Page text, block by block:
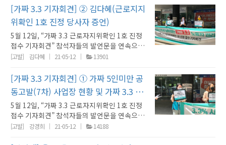
측의 발언을 듣고, 권리찾기유니온을 찾았다. 자
신이 나서지 않으면 불합리한 일이 반복될 거 같
아 행동할 수밖에 없었다. 분명, 5명이 넘는데 왜
5인 미만 사업장이라며 눈 가리고 아웅하는지
이해할 수 없었다. 격일제 근무로 인해 24시간을
꼬박 일하지만, 휴게시간을 14시간 이용했다는
주장도 납득이 가지 않았다. ㅅ씨는 권리찾기유
니온과 인터뷰를 하며, 5인이라는 기준으로 차
별을 정당화하는 노동법이 잘못됐다고 지적했
다. 그는 구시대적인 법이 노동의 보람을 말살시
키고 있다고 했다. 권리찾기유니온은 ㄷ장례식
장을 ‘가짜 5인미만 사업장 공동고발’했다. 가산
그러나 근로계약서의 문구에 ‘5인 미만 사업장
용 근로계약서’라고 명시한다고 해서 5인 미만
사업장이 되는 것이 아니다. 근로계약서 상의 형
식적 문구는 아무런 효력이 없고, 상시 근로자 수
산정 방법(근로기준법 시행령 제7조의2)에 따라
5인 이상이 일하면 5인 이상 사업장이다. [사진]
은 5인 미만 사업장이기 때문에 근로기준법 OO
조가 적용되지 않는다"는 문구를 삽입한 근로계
약서를 노동자에게 작성하도록 요구하고 있었
다. 권리찾기유니온은 A학원을 ‘가짜 5인 미만
사업장 공동고발’ 명단에 포함해 고발장을 접수
했고, A학원에서 해고된 노동자 B에 대한 부당
해고 구제신청을 제기하였다. 고발 후 노동청 출
하며 전국적인 권리찾기운동의 연대를 추진합니
다. 근로기준법이 행방불명된 세계에서 권리찾
기 3대사업을 공동으로 추진하는 전국네트워크
를 만들어낼 것입니다. ③ 법률·학술·정당·노동
단체와 함께 “일하는 사람 누구나 근로기준법”
입법추진단을 결성하고, 일하는 사람 모두의 권
타인에게 노무를 제공하며 살아가는 사람 모두
가 노동자의 이름과 권리를 가질 수 있는 사회를
함께 만들어낼 것입니다. ④ 사업소득세를 납부
하는 모든 노동자에 대한 전수조사를 대한민국
정부에 요구합니다. 현재의 법제도와 행정력으
로도 모든 사업자에 대한 실태조사가 가능합니
이, 대한민국 노동의 역사에 남을 중요한 계기점
이 될것이라 생각합니다. 노동자를 법적인 근로
자와 그렇지 않은 사람으로 나누고 차별해왔던
우리 노동법의 한계 그리고 우리 제도와 정책의
한계들이 적나라하게 드러난 현실이 바로 가짜
3.3사업장 문제이기 때문입니다. 법망을 피해서
업소득자로 둔갑시키는 기업의 꼼수와 갑질을
근절하려면 사실 정답은 정해져있습니다. 모든
일하는 사람에게 노동자로서의 권리를 보장하도
록 우리의 노동법과 정책을 바꾸는 것이 근본적
인 해결책입니다. 노동자로 불리지 못하는 노동
자들이 너무 많습니다. 플랫폼 노동자부터 방송
공의 근로기준법상 근로자성에 대해 퇴직금 청
구의 소를 진행하고 있는데요. 제화공에 대해서
는 판례가 근로자성을 인정 했던 사례들이 꽤 축
적이 되어 있죠. 저희도 그 사례들과 비슷합니
다. 권리찾기유니온에서 분류한 ‘가짜 3.3 유형
중에서는 B유형에 가깝습니다. 계약서이름도
게 하죠.’ 처음부터 그런 것은 아니고 탠디가 줄
줄이 퇴직금 소송에서 지니까 남아있는 제화공
들한테 이 방법 저 방법 다 동원하더라고요. 기계
처럼 정해진 프로세스대로 일하고요 코로나 이
전에는 하루 14-16시간 이상 노동을 하고 밥도
10분 만에 먹고 기계처럼 구두를 찍어냅니다. 휴
법률지원 : 이미소(노무사) ⑥ [연대사] 노동자
성 및 노동권을 박탈하는 법제도와 노동현실 개
선 : 강민진(청년정의당 대표)⑦ [계획 발표] 가
짜 3.3 노동자 권리찾기운동 계획 : 정진우(권리
찾기유니온 사무총장) 김유경(방송작가 부당해
고구제신청 법률대리) 최근 중앙노동위원회가
‘방송작가’의 근로기준법상 노동자성을 최초로
인정하는 판정을 하였습니다. 곧이어 고용노동
부는 근로감독제도 창설 이후 70년 만에 최초로
지상파 방송 3사에 대한 동시 특별근로감독에
돌입했습니다. 이에 앞서 노동부는 CJB청주방
송 故 이재학PD의 사망 이후 실시했던 청주방송
강경희(권리찾기유니온 정책국장)② [당사자 증
언] 근로지지위확인 1호 진정 당사자 : 김다혜
(ㅇ유통판매 해고 노동자)③ [사례 해설] 부당해
고 구제신청 경과 및 사례 해설 : 하은성(권리찾
기유니온 정책실장)④ [연대사] 방송작가
(MBC) 부당해고구제신청 법률대리 : 김유경(노
법률지원 : 이미소(노무사) ⑥ [연대사] 노동자
성 및 노동권을 박탈하는 법제도와 노동현실 개
선 : 강민진(청년정의당 대표)⑦ [계획 발표] 가
짜 3.3 노동자 권리찾기운동 계획 : 정진우(권리
찾기유니온 사무총장) 부당해고 구제신청 경과
및 사례 해설 ㅇ유통판매는 유명백화점 오프라
[가짜 3.3 기자회견] ② 김다혜(근로지지
위확인 1호 진정 당사자 증언)
5월 12일, “가짜 3.3 근로자지위확인 1호 진정
접수 기자회견” 참석자들의 발언문을 연속으로
게재합니다. ① [현황 발표] 가짜 5인미만 공동
강경희(권리찾기유니온 정책국장)② [당사자 증
언] 근로지지위확인 1호 진정 당사자 : 김다혜
(ㅇ유통판매 해고 노동자)③ [사례 해설] 부당해
고 구제신청 경과 및 사례 해설 : 하은성(권리찾
기유니온 정책실장)④ [연대사] 방송작가
(MBC) 부당해고구제신청 법률대리 : 김유경(노
[고발] 김다혜 21-05-12 13901
[가짜 3.3 기자회견] ① 가짜 5인미만 공
동고발(7차) 사업장 현황 및 가짜 3.3 활
용 사례
5월 12일, “가짜 3.3 근로자지위확인 1호 진정
접수 기자회견” 참석자들의 발언문을 연속으로
게재합니다. ① [현황 발표] 가짜 5인미만 공동
[고발] 강경희 21-05-12 14188